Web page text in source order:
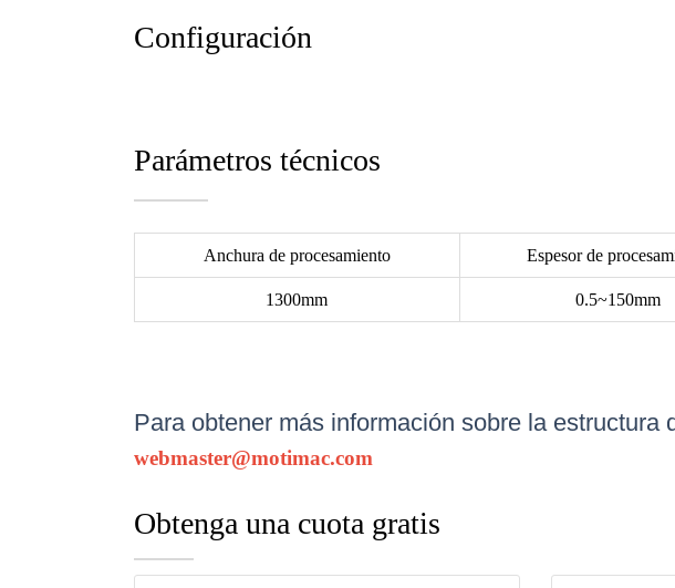
Configuración
Parámetros técnicos
Anchura de procesamiento Espesor de
1300mm 0.5~150mm
Para obtener más información sobre la
webmaster@motimac.com
Obtenga una cuota gratis